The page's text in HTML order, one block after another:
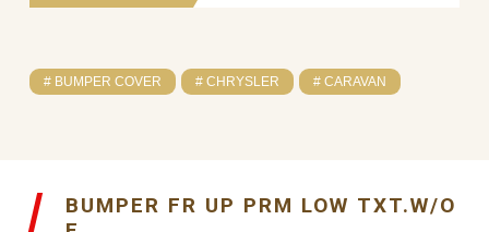
# BUMPER COVER # CHRYSLER # CARAVAN
BUMPER FR UP PRM LOW TXT.W/O